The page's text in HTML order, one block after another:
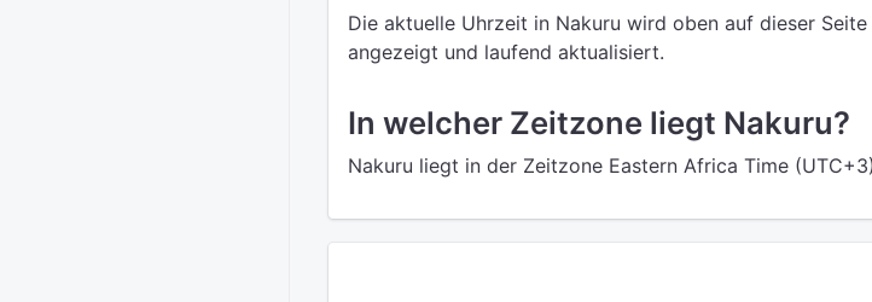
Die aktuelle Uhrzeit in Nakuru wird oben auf dieser
angezeigt und laufend aktualisiert.
In welcher Zeitzone liegt Nakuru?
Nakuru liegt in der Zeitzone Eastern Africa Time